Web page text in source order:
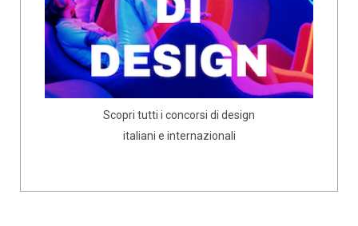
Scopri tutti i concorsi di design
italiani e internazionali